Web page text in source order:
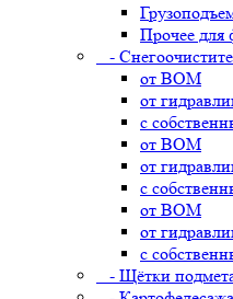
Прочее для
-
от ВОМ
от
с
от ВОМ
от
с
от ВОМ
от
с
- Щётки